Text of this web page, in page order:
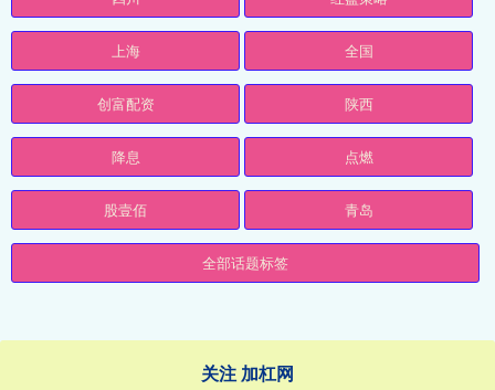
上海 全国
创富配资 陕西
降息 点燃
股壹佰 青岛
全部话题标签
关注 加杠网